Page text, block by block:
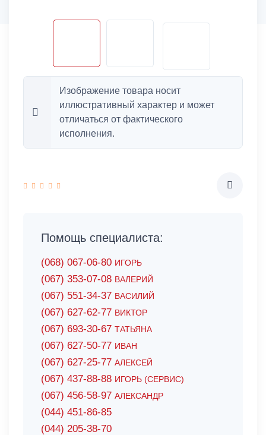
Изображение товара носит
иллюстративный характер и может
отличаться от фактического
исполнения.
Помощь специалиста:
(068) 067-06-80 ИГОРЬ
(067) 353-07-08 ВАЛЕРИЙ
(067) 551-34-37 ВАСИЛИЙ
(067) 627-62-77 ВИКТОР
(067) 693-30-67 ТАТЬЯНА
(067) 627-50-77 ИВАН
(067) 627-25-77 АЛЕКСЕЙ
(067) 437-88-88 ИГОРЬ (СЕРВИС)
(067) 456-58-97 АЛЕКСАНДР
(044) 451-86-85
(044) 205-38-70